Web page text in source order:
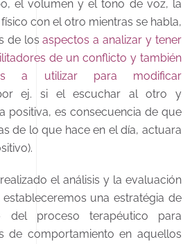
el volumen y el tono de voz, la
con el otro mientras se habla,
de losaspectos a analizar y tener
de un conflicto y también
a utilizar para modificar
ej. si el escuchar al otro y
positiva, es consecuencia de que
de lo que hace en el día, actuara
el análisis y la evaluación
una estratégia de
proceso terapéutico para
de comportamiento en aquellos